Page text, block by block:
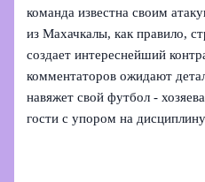
команда известна своим
из Махачкалы, как правило,
создает интереснейший
комментаторов ожидают
навяжет свой футбол -
гости с упором на